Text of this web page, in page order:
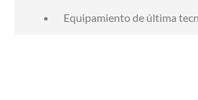
Equipamiento de última